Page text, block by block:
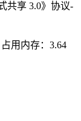
共享 3.0》协议-
用内存：3.64